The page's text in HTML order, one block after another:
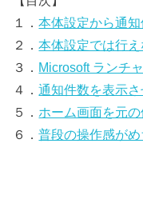
１．本体設定から通
２．本体設定では行
３． Microsoft ランチ
４．通知件数を表示
５． ホーム画面を元
６．普段の操作感が